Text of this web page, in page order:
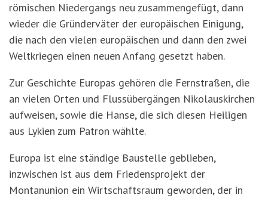
römischen Niedergangs neu zusammengefügt, dann
wieder die Gründerväter der europäischen Einigung,
die nach den vielen europäischen und dann den zwei
Weltkriegen einen neuen Anfang gesetzt haben.
Zur Geschichte Europas gehören die Fernstraßen, die
an vielen Orten und Flussübergängen Nikolauskirchen
aufweisen, sowie die Hanse, die sich diesen Heiligen
aus Lykien zum Patron wählte.
Europa ist eine ständige Baustelle geblieben,
inzwischen ist aus dem Friedensprojekt der
Montanunion ein Wirtschaftsraum geworden, der in